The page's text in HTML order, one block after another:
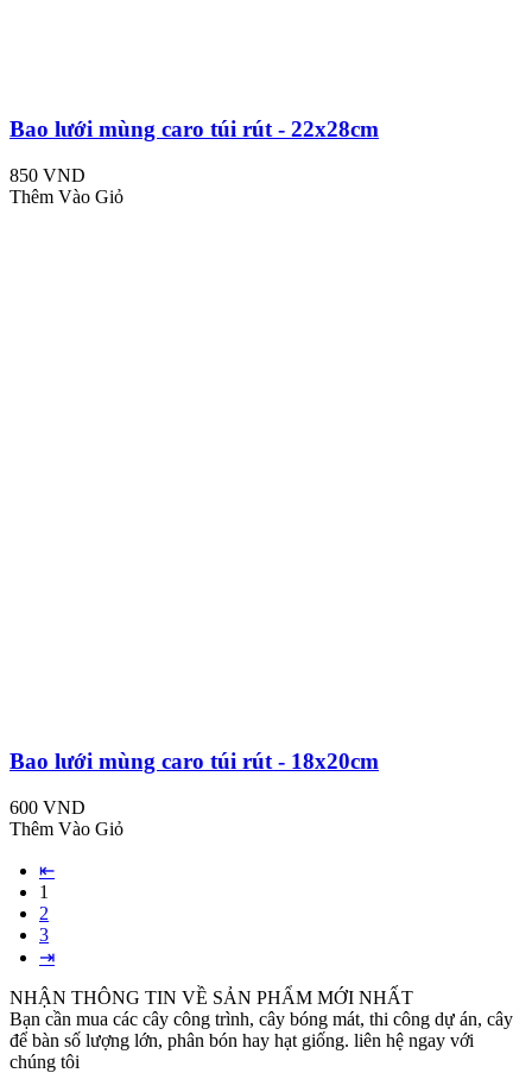
Bao lưới mùng caro túi rút - 22x28cm
850 VND
Thêm Vào Giỏ
Bao lưới mùng caro túi rút - 18x20cm
600 VND
Thêm Vào Giỏ
⇤
1
2
3
⇥
NHẬN THÔNG TIN VỀ SẢN PHẨM MỚI NHẤT
Bạn cần mua các cây công trình, cây bóng mát, thi công dự án, cây
để bàn số lượng lớn, phân bón hay hạt giống. liên hệ ngay với
chúng tôi